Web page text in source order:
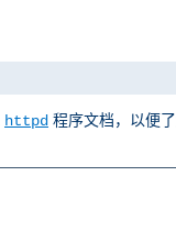
httpd 程序文档，以便